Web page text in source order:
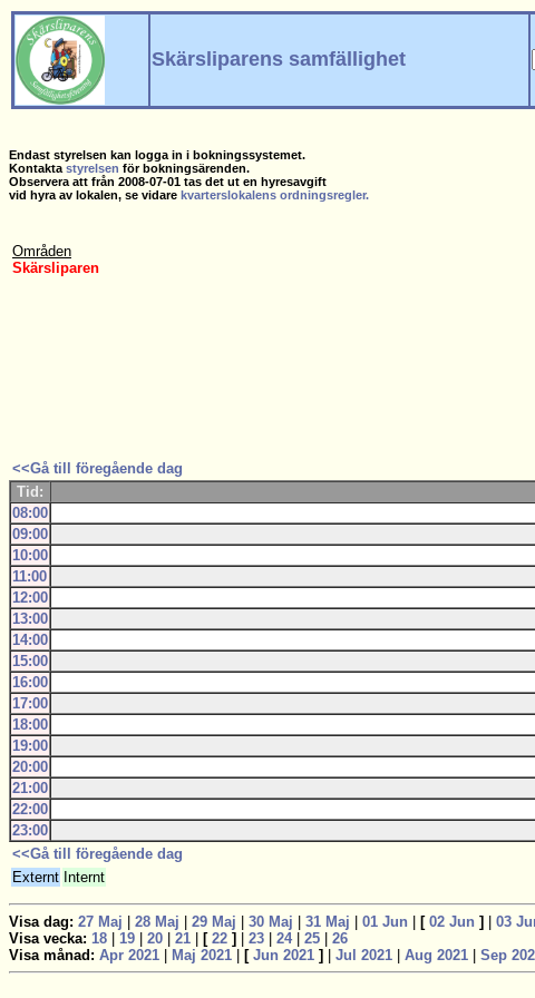
Skärsliparens samfällighet
Endast styrelsen kan logga in i bokningssystemet.
Kontaktastyrelsen för bokningsärenden.
Observera att från 2008-07-01 tas det ut en hyresavgift
vid hyra av lokalen, se vidare kvarterslokalens ordningsregler.
Områden
Skärsliparen
<<Gå till föregående dag
Tid:
08:00
09:00
10:00
11:00
12:00
13:00
14:00
15:00
16:00
17:00
18:00
19:00
20:00
21:00
22:00
23:00
<<Gå till föregående dag
Externt Internt
Visa dag: 27 Maj 28 Maj 29 Maj 30 Maj 31 Maj 01 Jun [ 02 Jun ] 03
Visa vecka: 18 19 20 21 [ 22 ] 23 24| 25
26
Visa månad: Apr 2021 Maj 2021 [ Jun 2021 ] Jul 2021 Aug 2021 Sep